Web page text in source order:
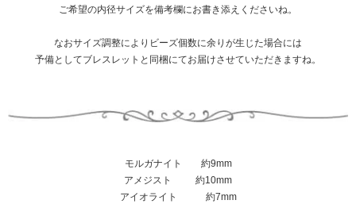
ご希望の内径サイズを備考欄にお書き添えくださいね。
なおサイズ調整によりビーズ個数に余りが生じた場合には
予備としてブレスレットと同梱にてお届けさせていただきますね。
モルガナイト 約9mm
アメジスト 約10mm
アイオライト 約7mm